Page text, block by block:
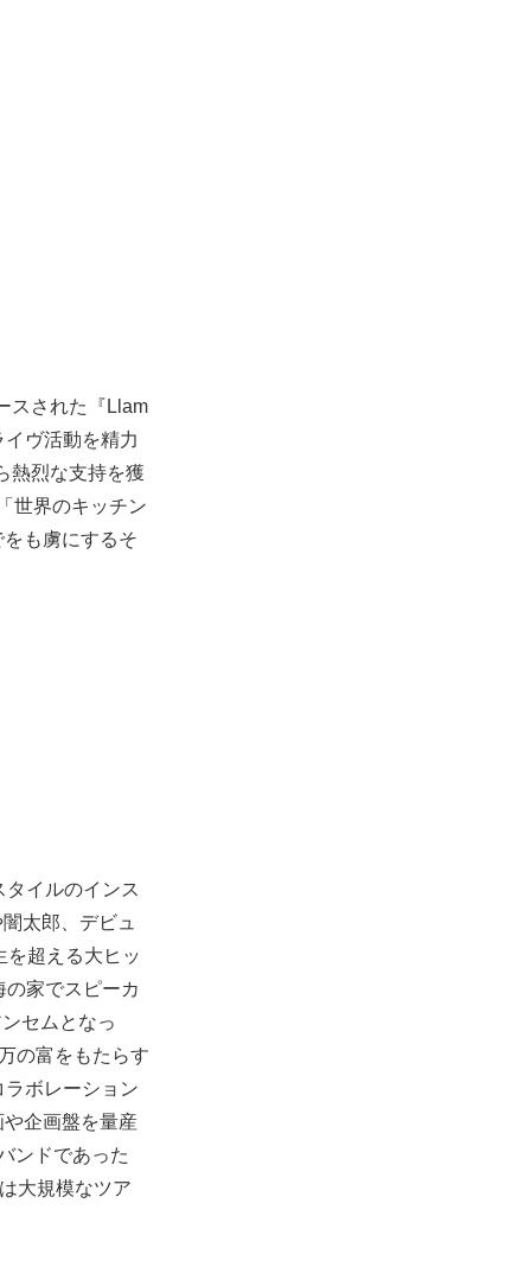
スされた『Llam
ヴ活動を精力
熱烈な支持を獲
世界のキッチン
も虜にするそ
イルのインス
太郎、デビュ
を超える大ヒッ
の家でスピーカ
セムとなっ
の富をもたらす
ボレーション
企画盤を量産
ンドであった
大規模なツア